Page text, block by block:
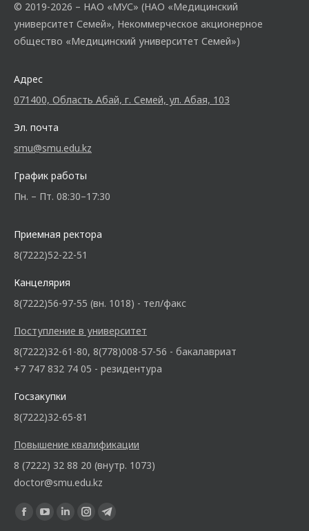
© 2019-2026 – НАО «МУС» (НАО «Медицинский
университет Семей», Некоммерческое акционерное
общество «Медицинский университет Семей»)
Адрес
071400, Область Абай, г. Семей, ул. Абая, 103
Эл. почта
smu@smu.edu.kz
График работы
Пн. – Пт. 08:30–17:30
Приемная ректора
8(7222)52-22-51
Канцелярия
8(7222)56-97-55 (вн. 1018) - тел/факс
Поступление в университет
8(7222)32-61-80, 8(778)008-57-56 - бакалавриат
+7 747 832 74 05 - резидентура
Госзакупки
8(7222)32-65-81
Повышение квалификации
8 (7222) 32 88 20 (внутр. 1073)
doctor@smu.edu.kz
Ищите нас: